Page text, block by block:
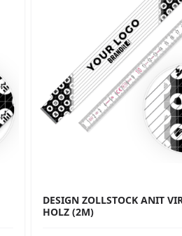
DESIGN ZOLLSTOCK ANIT
HOLZ (2M)